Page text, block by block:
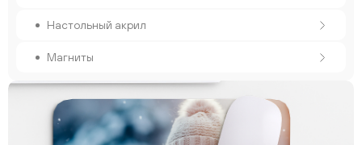
Настольный акрил
Магниты